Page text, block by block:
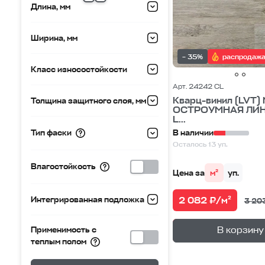
Длина, мм
Ширина, мм
Класс износостойкости
Толщина защитного слоя, мм
Тип фаски
Влагостойкость
Интегрированная подложка
Применимость с
теплым полом
– 35% распродажа
Арт. 24242 CL
Кварц-винил (LVT)
ОСТРОУМНАЯ
L...
В наличии
Осталось 13 уп.
Цена за м² уп.
2 082 ₽/м² 3
В корзину
В корзине —